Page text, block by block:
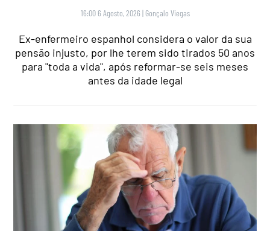
16:00 6 Agosto, 2026 | Gonçalo Viegas
Ex-enfermeiro espanhol considera o valor da sua
pensão injusto, por lhe terem sido tirados 50 anos
para "toda a vida", após reformar-se seis meses
antes da idade legal